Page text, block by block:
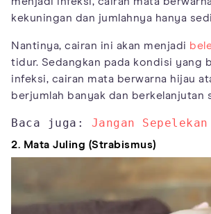
kekuningan dan jumlahnya hanya
Nantinya, cairan ini akan menjadi
tidur. Sedangkan pada kondisi yang
infeksi, cairan mata berwarna hijau
berjumlah banyak dan berkelanjutan
Baca juga: Jangan
2. Mata Juling (Strabismus)